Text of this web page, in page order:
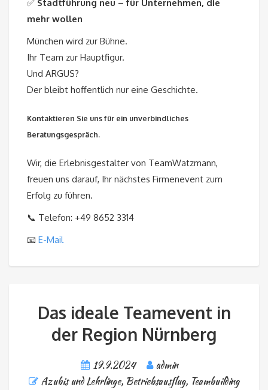
✅ Stadtführung neu – für Unternehmen, die
mehr wollen
München wird zur Bühne.
Ihr Team zur Hauptfigur.
Und ARGUS?
Der bleibt hoffentlich nur eine Geschichte.
Kontaktieren Sie uns für ein unverbindliches
Beratungsgespräch.
Wir, die Erlebnisgestalter von TeamWatzmann,
freuen uns darauf, Ihr nächstes Firmenevent zum
Erfolg zu führen.
📞 Telefon: +49 8652 3314
📧 E-Mail
Das ideale Teamevent in
der Region Nürnberg
19.9.2024
admin
Azubis und Lehrlinge, Betriebsausflug, Teambuilding